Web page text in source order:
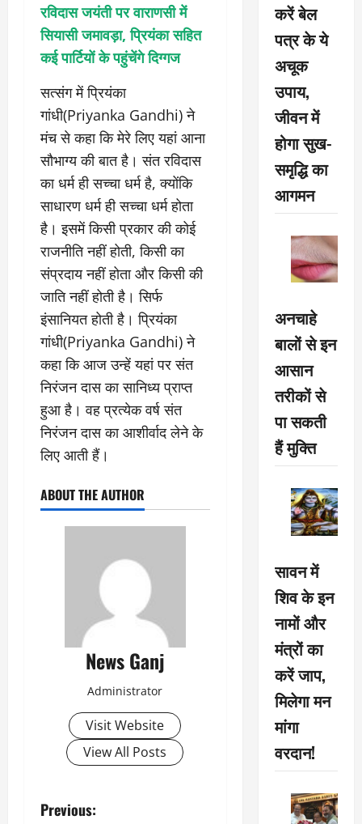
रविदास जयंती पर वाराणसी में
सियासी जमावड़ा, प्रियंका सहित
कई पार्टियों के पहुंचेंगे दिग्गज
सत्संग में प्रियंका
गांधी(Priyanka Gandhi) ने
मंच से कहा कि मेरे लिए यहां आना
सौभाग्य की बात है। संत रविदास
का धर्म ही सच्चा धर्म है, क्योंकि
साधारण धर्म ही सच्चा धर्म होता
है। इसमें किसी प्रकार की कोई
राजनीति नहीं होती, किसी का
संप्रदाय नहीं होता और किसी की
जाति नहीं होती है। सिर्फ
इंसानियत होती है। प्रियंका
गांधी(Priyanka Gandhi) ने
कहा कि आज उन्हें यहां पर संत
निरंजन दास का सानिध्य प्राप्त
हुआ है। वह प्रत्येक वर्ष संत
निरंजन दास का आशीर्वाद लेने के
लिए आती हैं।
ABOUT THE AUTHOR
News Ganj
Administrator
Visit Website
View All Posts
P
Previous:
करें बेल
पत्र के ये
अचूक
उपाय,
जीवन में
होगा सुख-
समृद्धि का
आगमन
अनचाहे
बालों से इन
आसान
तरीकों से
पा सकती
हैं मुक्ति
सावन में
शिव के इन
नामों और
मंत्रों का
करें जाप,
मिलेगा मन
मांगा
वरदान!